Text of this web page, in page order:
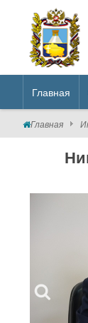
Главная
Главная